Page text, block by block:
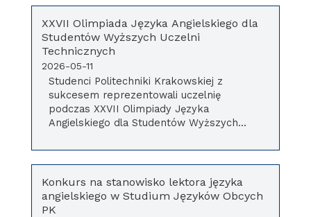
XXVII Olimpiada Języka Angielskiego dla
Studentów Wyższych Uczelni
Technicznych
2026-05-11
Studenci Politechniki Krakowskiej z
sukcesem reprezentowali uczelnię
podczas XXVII Olimpiady Języka
Angielskiego dla Studentów Wyższych...
Konkurs na stanowisko lektora języka
angielskiego w Studium Języków Obcych
PK